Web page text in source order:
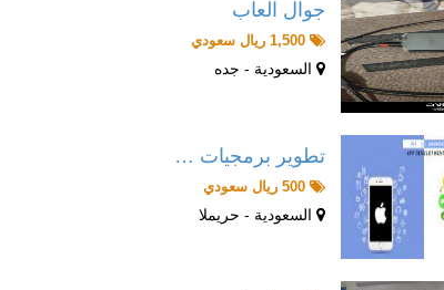
جوال العاب
1,500 ريال سعودي
السعودية - جده
تطوير برمجيات …
500 ريال سعودي
السعودية - حريملا